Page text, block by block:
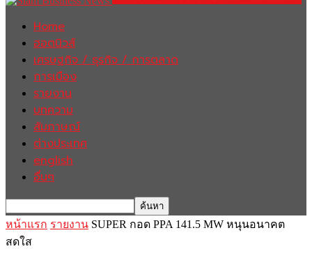
Home
ฮอตนิวส์
เศรษฐกิจ / ธุรกิจ / การตลาด
การเมือง
รายงาน
บทความ
สัมภาษณ์
ต่างประเทศ
english
อื่นๆ
หน้าแรก รายงาน SUPER กอด PPA 141.5 MW หนุนอนาคต
สดใส